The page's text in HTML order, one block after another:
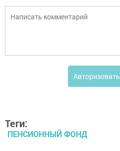
Теги:
ПЕНСИОННЫЙ ФОНД